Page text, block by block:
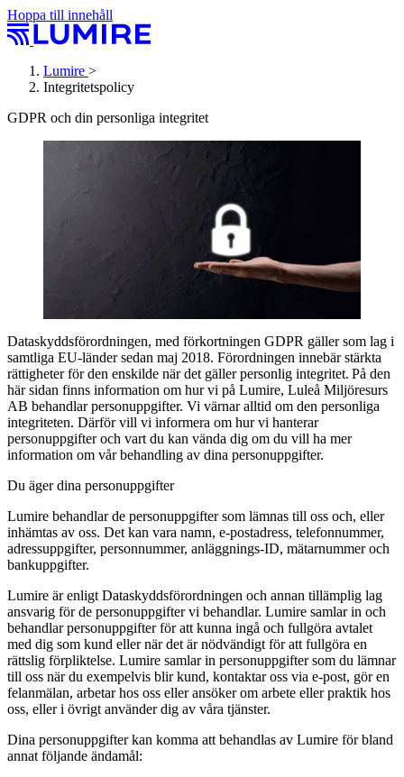
Hoppa till innehåll
Lumire >
Integritetspolicy
GDPR och din personliga integritet
Dataskyddsförordningen, med förkortningen GDPR gäller som lag i
samtliga EU-länder sedan maj 2018. Förordningen innebär stärkta
rättigheter för den enskilde när det gäller personlig integritet. På den
här sidan finns information om hur vi på Lumire, Luleå Miljöresurs
AB behandlar personuppgifter. Vi värnar alltid om den personliga
integriteten. Därför vill vi informera om hur vi hanterar
personuppgifter och vart du kan vända dig om du vill ha mer
information om vår behandling av dina personuppgifter.
Du äger dina personuppgifter
Lumire behandlar de personuppgifter som lämnas till oss och, eller
inhämtas av oss. Det kan vara namn, e-postadress, telefonnummer,
adressuppgifter, personnummer, anläggnings-ID, mätarnummer och
bankuppgifter.
Lumire är enligt Dataskyddsförordningen och annan tillämplig lag
ansvarig för de personuppgifter vi behandlar. Lumire samlar in och
behandlar personuppgifter för att kunna ingå och fullgöra avtalet
med dig som kund eller när det är nödvändigt för att fullgöra en
rättslig förpliktelse. Lumire samlar in personuppgifter som du lämnar
till oss när du exempelvis blir kund, kontaktar oss via e-post, gör en
felanmälan, arbetar hos oss eller ansöker om arbete eller praktik hos
oss, eller i övrigt använder dig av våra tjänster.
Dina personuppgifter kan komma att behandlas av Lumire för bland
annat följande ändamål: